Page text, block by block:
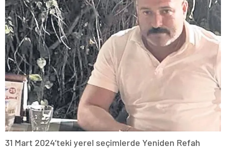
31 Mart 2024’teki yerel seçimlerde Yeniden Refah